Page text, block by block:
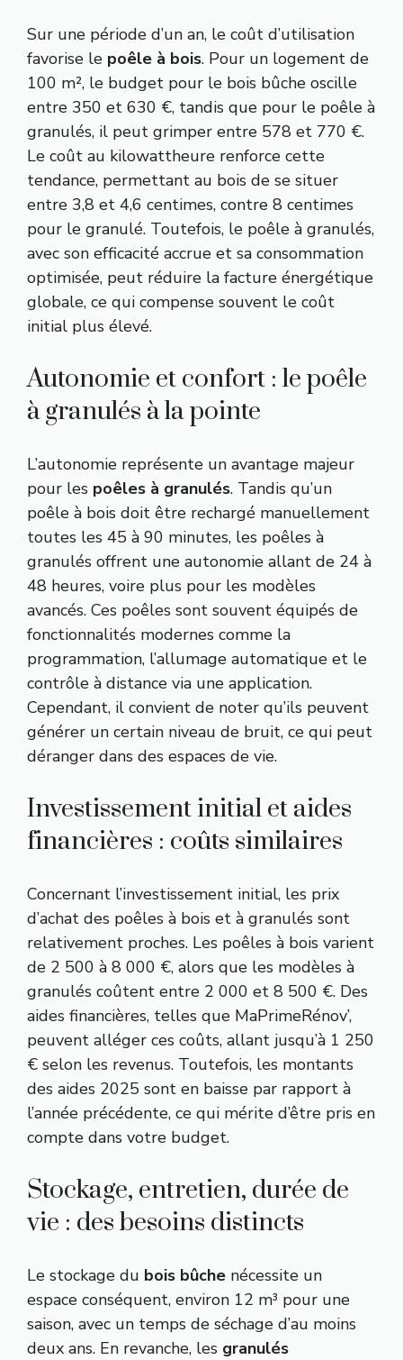
Sur une période d’un an, le coût d’utilisation
favorise le poêle à bois. Pour un logement de
100 m², le budget pour le bois bûche oscille
entre 350 et 630 €, tandis que pour le poêle à
granulés, il peut grimper entre 578 et 770 €.
Le coût au kilowattheure renforce cette
tendance, permettant au bois de se situer
entre 3,8 et 4,6 centimes, contre 8 centimes
pour le granulé. Toutefois, le poêle à granulés,
avec son efficacité accrue et sa consommation
optimisée, peut réduire la facture énergétique
globale, ce qui compense souvent le coût
initial plus élevé.
Autonomie et confort : le poêle
à granulés à la pointe
L’autonomie représente un avantage majeur
pour les poêles à granulés. Tandis qu’un
poêle à bois doit être rechargé manuellement
toutes les 45 à 90 minutes, les poêles à
granulés offrent une autonomie allant de 24 à
48 heures, voire plus pour les modèles
avancés. Ces poêles sont souvent équipés de
fonctionnalités modernes comme la
programmation, l’allumage automatique et le
contrôle à distance via une application.
Cependant, il convient de noter qu’ils peuvent
générer un certain niveau de bruit, ce qui peut
déranger dans des espaces de vie.
Investissement initial et aides
financières : coûts similaires
Concernant l’investissement initial, les prix
d’achat des poêles à bois et à granulés sont
relativement proches. Les poêles à bois varient
de 2 500 à 8 000 €, alors que les modèles à
granulés coûtent entre 2 000 et 8 500 €. Des
aides financières, telles que MaPrimeRénov’,
peuvent alléger ces coûts, allant jusqu’à 1 250
€ selon les revenus. Toutefois, les montants
des aides 2025 sont en baisse par rapport à
l’année précédente, ce qui mérite d’être pris en
compte dans votre budget.
Stockage, entretien, durée de
vie : des besoins distincts
Le stockage du bois bûche nécessite un
espace conséquent, environ 12 m³ pour une
saison, avec un temps de séchage d’au moins
deux ans. En revanche, les granulés